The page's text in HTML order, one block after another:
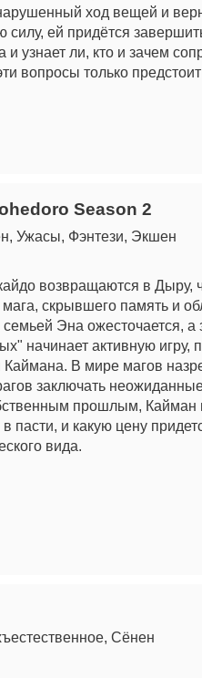
ход вещей и
силу, ей придётся
узнает ли, кто и зачем
вопросы только предстоит
Season 2
Ужасы, Фэнтези, Экшен
возвращаются в Дыру,
скрывшего память и
Эна ожесточается, а
начинает активную игру,
Каймана. В мире магов
заключать
прошлым, Кайман
пасти, и какую цену
вида.
Сёнен